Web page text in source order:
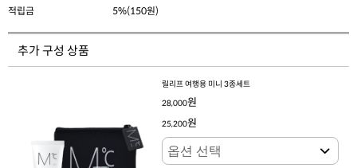
적립금
5%(150원)
추가 구성 상품
릴리프 여행용 미니 3종세트
28,000원
25,200원